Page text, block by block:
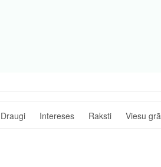
Draugi Intereses Raksti Viesu